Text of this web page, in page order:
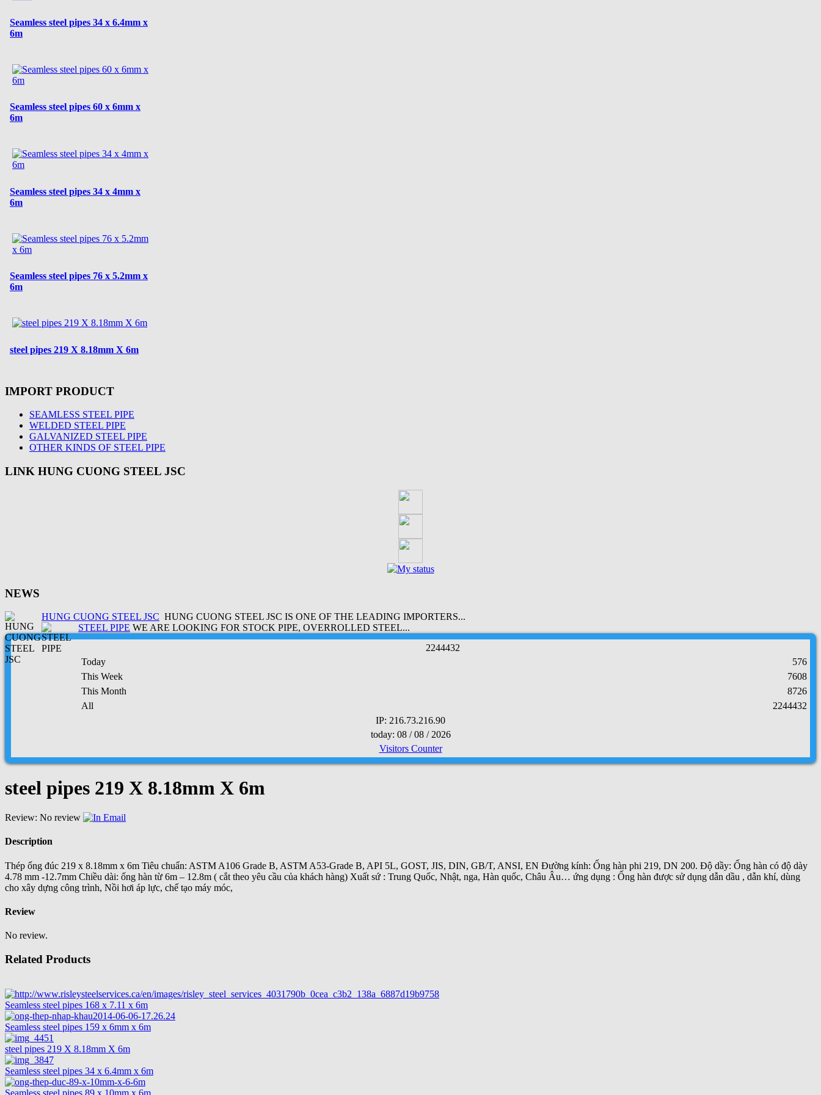
Seamless steel pipes 34 x 6.4mm x
6m
Seamless steel pipes 60 x 6mm x
6m
Seamless steel pipes 34 x 4mm x
6m
Seamless steel pipes 76 x 5.2mm x
6m
steel pipes 219 X 8.18mm X 6m
IMPORT PRODUCT
SEAMLESS STEEL PIPE
WELDED STEEL PIPE
GALVANIZED STEEL PIPE
OTHER KINDS OF STEEL PIPE
LINK HUNG CUONG STEEL JSC
NEWS
HUNG CUONG STEEL JSC HUNG CUONG STEEL JSC IS ONE OF THE LEADING IMPORTERS...
STEEL PIPE WE ARE LOOKING FOR STOCK PIPE, OVERROLLED STEEL...
2244432
Today
This Week
This Month
All
576
7608
8726
2244432
IP: 216.73.216.90
today: 08 / 08 / 2026
Visitors Counter
steel pipes 219 X 8.18mm X 6m
Review: No review Email
Description
Thép ống đúc 219 x 8.18mm x 6m Tiêu chuẩn: ASTM A106 Grade B, ASTM A53-Grade B, API 5L, GOST, JIS, DIN, GB/T, ANSI, EN Đường kính: Ống hàn phi 219, DN 200. Độ dầy: Ống hàn có độ dày
4.78 mm -12.7mm Chiều dài: ống hàn từ 6m – 12.8m ( cắt theo yêu cầu của khách hàng) Xuất sứ : Trung Quốc, Nhật, nga, Hàn quốc, Châu Âu… ứng dụng : Ống hàn được sử dụng dẫn dầu , dẫn khí, dùng
cho xây dựng công trình, Nồi hơi áp lực, chế tạo máy móc,
Review
No review.
Related Products
Seamless steel pipes 168 x 7.11 x 6m
Seamless steel pipes 159 x 6mm x 6m
steel pipes 219 X 8.18mm X 6m
Seamless steel pipes 34 x 6.4mm x 6m
Seamless steel pipes 89 x 10mm x 6m